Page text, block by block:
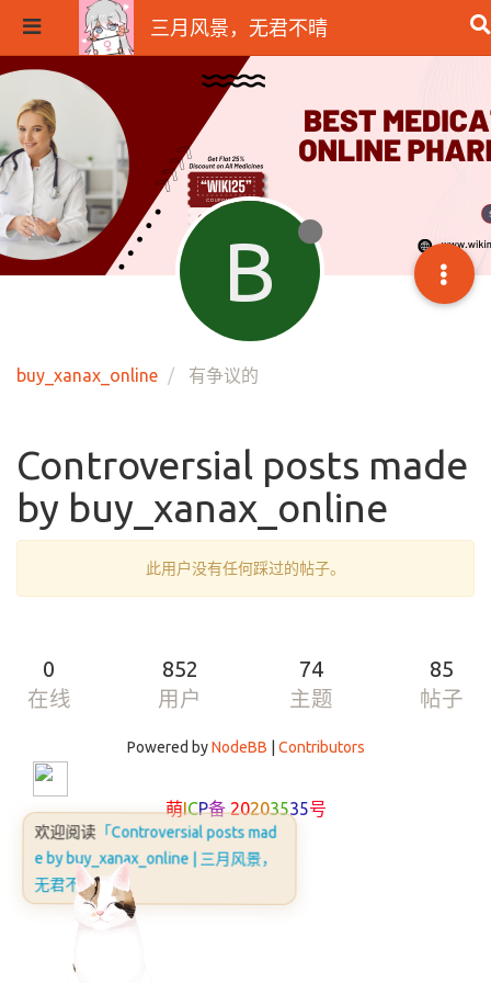
三月风景，无君不晴
buy_xanax_online 有争议的
B
Controversial posts made
by buy_xanax_online
此用户没有任何踩过的帖子。
0
在线
852
用户
74
主题
85
帖子
Powered byNodeBB Contributors
萌ICP备 20203535号
欢迎阅读 「Controversial posts mad
e by buy_xanax_online | 三月风景，
无君不晴」